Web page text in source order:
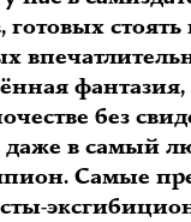
готовых
фантазия,
без
даже в самый
Самые